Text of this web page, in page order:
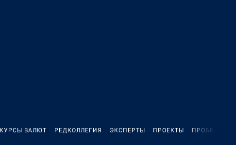
КУРСЫ ВАЛЮТ РЕДКОЛЛЕГИЯ ЭКСПЕРТЫ ПРОЕКТЫ ПРОБКИ